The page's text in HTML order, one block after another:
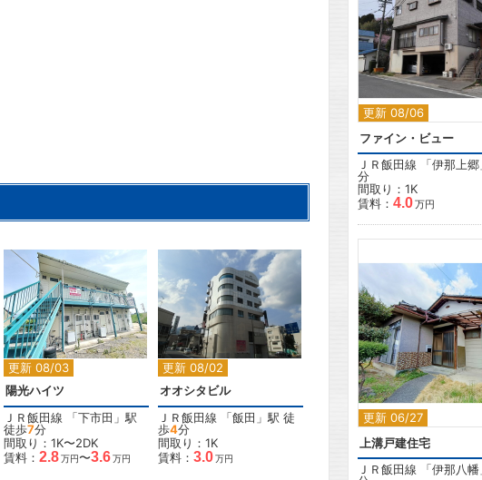
更新 08/03
2
陽光ハイツ
ＪＲ飯田線 「下市田 」駅
徒歩7分
間取り：1K〜2DK
賃料： 2.8万円〜3.6万円
更新 08/02
2
オオシタビル
ＪＲ飯田線 「飯田 」駅 徒
歩4分
間取り：1K
賃料： 3.0万円
更新 08/06
2
ファイン・ビュー
ＪＲ飯田線 「伊那上郷
分
間取り：1K
賃料： 4.0万円
更新 06/27
2
上溝戸建住宅
ＪＲ飯田線 「伊那八幡